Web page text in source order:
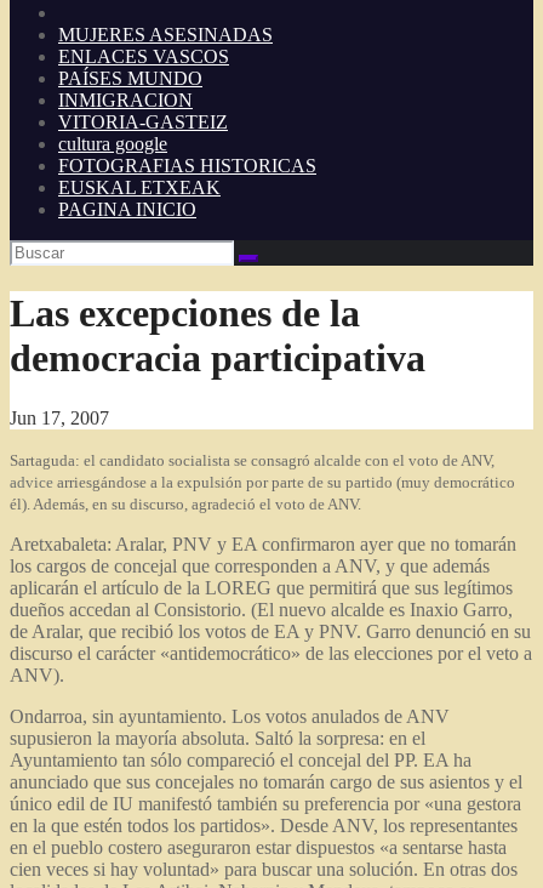
MUJERES ASESINADAS
ENLACES VASCOS
PAÍSES MUNDO
INMIGRACION
VITORIA-GASTEIZ
cultura google
FOTOGRAFIAS HISTORICAS
EUSKAL ETXEAK
PAGINA INICIO
Las excepciones de la
democracia participativa
Jun 17, 2007
Sartaguda: el candidato socialista se consagró alcalde con el voto de ANV,
advice arriesgándose a la expulsión por parte de su partido (muy democrático
él). Además, en su discurso, agradeció el voto de ANV.
Aretxabaleta: Aralar, PNV y EA confirmaron ayer que no tomarán
los cargos de concejal que corresponden a ANV, y que además
aplicarán el artículo de la LOREG que permitirá que sus legítimos
dueños accedan al Consistorio. (El nuevo alcalde es Inaxio Garro,
de Aralar, que recibió los votos de EA y PNV. Garro denunció en su
discurso el carácter «antidemocrático» de las elecciones por el veto a
ANV).
Ondarroa, sin ayuntamiento. Los votos anulados de ANV
supusieron la mayoría absoluta. Saltó la sorpresa: en el
Ayuntamiento tan sólo compareció el concejal del PP. EA ha
anunciado que sus concejales no tomarán cargo de sus asientos y el
único edil de IU manifestó también su preferencia por «una gestora
en la que estén todos los partidos». Desde ANV, los representantes
en el pueblo costero aseguraron estar dispuestos «a sentarse hasta
cien veces si hay voluntad» para buscar una solución. En otras dos